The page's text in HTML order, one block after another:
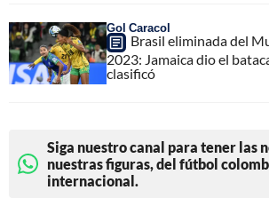
Gol Caracol
Brasil eliminada del
2023: Jamaica dio el
clasificó
Siga nuestro canal para tener las
nuestras figuras, del fútbol
internacional.